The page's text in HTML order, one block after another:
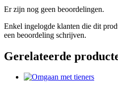
Er zijn nog geen beoordelingen.
Enkel ingelogde klanten die dit
een beoordeling schrijven.
Gerelateerde